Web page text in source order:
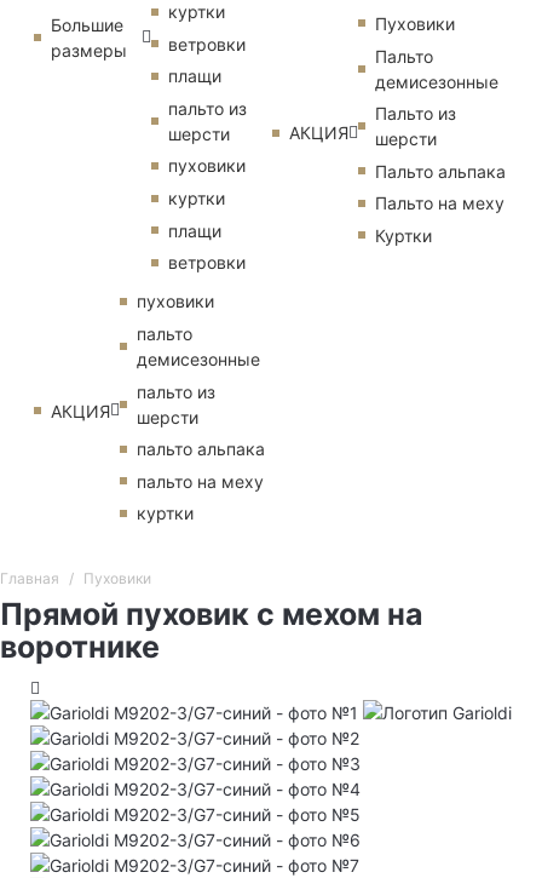
Большие
размеры
куртки
ветровки
плащи
пальто из
шерсти
пуховики
куртки
плащи
ветровки
АКЦИЯ
пуховики
пальто
демисезонные
пальто из
шерсти
пальто альпака
пальто на меху
куртки
АКЦИЯ
Пуховики
Пальто
демисезонные
Пальто из
шерсти
Пальто альпака
Пальто на меху
Куртки
Главная Пуховики
Прямой пуховик с мехом на
воротнике